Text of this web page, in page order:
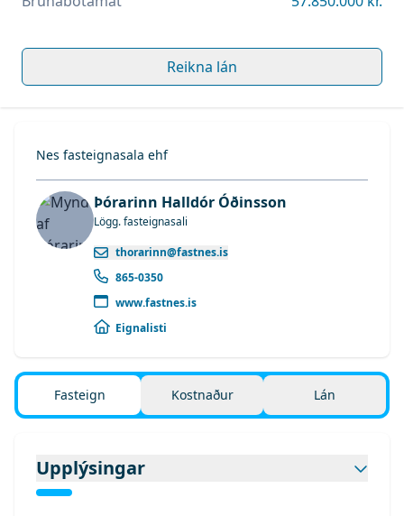
Reikna lán
Nes fasteignasala ehf
Þórarinn Halldór Óðinsson
Lögg. fasteignasali
thorarinn@fastnes.is
865-0350
www.fastnes.is
Eignalisti
Fasteign Kostnaður Lán
Upplýsingar